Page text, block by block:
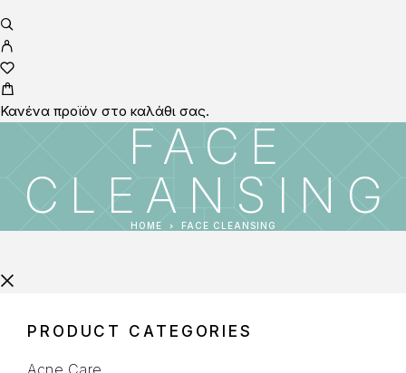
Κανένα προϊόν στο καλάθι σας.
FACE
CLEANSING
HOME FACE CLEANSING
PRODUCT CATEGORIES
Acne Care